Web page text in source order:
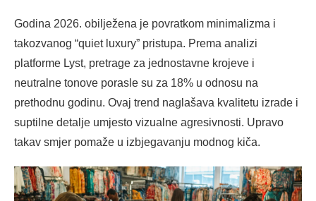
Godina 2026. obilježena je povratkom minimalizma i
takozvanog “quiet luxury” pristupa. Prema analizi
platforme Lyst, pretrage za jednostavne krojeve i
neutralne tonove porasle su za 18% u odnosu na
prethodnu godinu. Ovaj trend naglašava kvalitetu izrade i
suptilne detalje umjesto vizualne agresivnosti. Upravo
takav smjer pomaže u izbjegavanju modnog kiča.